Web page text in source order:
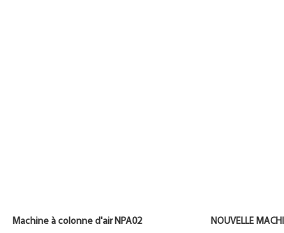
Machine à colonne d'air NPA02 NOUVELLE